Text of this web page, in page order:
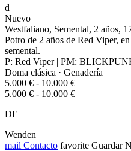
d
Nuevo
Westfaliano, Semental, 2 años,
Potro de 2 años de Red Viper,
semental.
P: Red Viper | PM:
Doma clásica · Genadería
5.000 € - 10.000 €
5.000 € - 10.000 €
DE
Wenden
mail Contacto favorite Guardar